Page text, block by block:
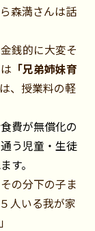
森満さんは話
銭的に大変そ
「兄弟姉妹育
、授業料の軽
費が無償化の
う児童・生徒
す。
の分下の子ま
人いる我が家